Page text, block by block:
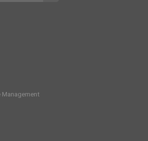
Management